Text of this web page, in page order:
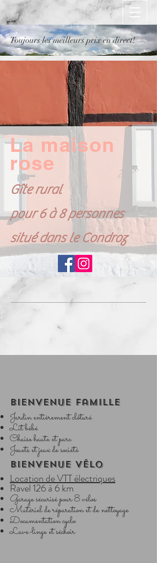
Toujours les meilleurs prix en direct!
La maison
rose
Gîte rural
pour 6 à 8 personnes
situé dans le Condroz
Bienvenue famille
Jardin entièrement clôturé
Lit bébé
Chaise haute et parc
Jouets et jeux de société
Bienvenue vélo
Location de VTT électriques
Ravel 126 à 6 km
Garage sécurisé pour 8 vélos
Matériel de réparation et de nettoyage
Documentation cyclo
Lave-linge et séchoir